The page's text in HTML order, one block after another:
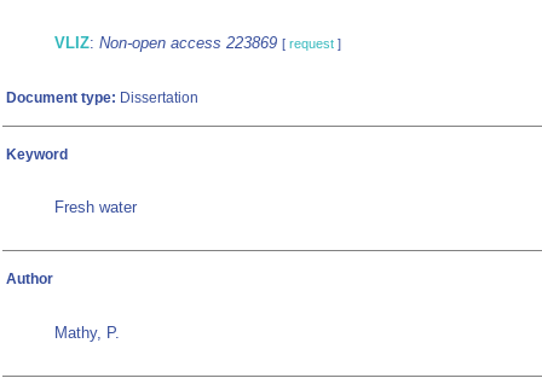
VLIZ: Non-open access 223869 [ request ]
Document type: Dissertation
Keyword
Fresh water
Author
Mathy, P.